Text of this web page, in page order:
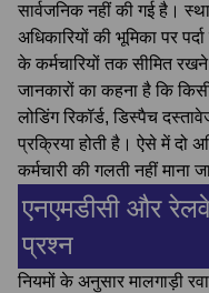
सार्वजनिक नहीं की गई है।
अधिकारियों की भूमिका पर
के कर्मचारियों तक सीमित
जानकारों का कहना है कि
लोडिंग रिकॉर्ड, डिस्पैच
प्रक्रिया होती है। ऐसे में दो
कर्मचारी की गलती नहीं माना
एनएमडीसी और
प्रश्न
नियमों के अनुसार मालगाड़ी